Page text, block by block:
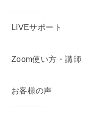
LIVEサポート
Zoom使い方・講師
お客様の声